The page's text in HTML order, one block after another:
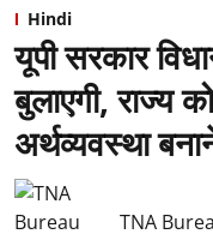
Hindi
यूपी सरकार
बुलाएगी, राज्य
अर्थव्यवस्था
TNA